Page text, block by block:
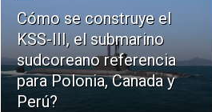
Cómo se construye el
KSS-III, el submarino
sudcoreano referencia
para Polonia, Canada y
Perú?